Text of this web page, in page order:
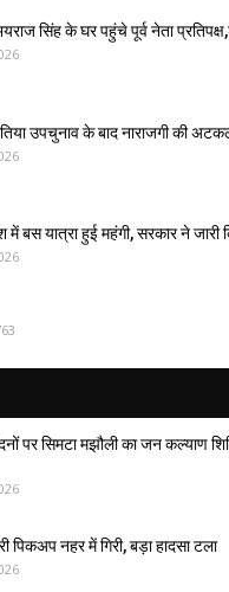
सिंह के घर पहुंचे पूर्व नेता
उपचुनाव के बाद नाराजगी की
में बस यात्रा हुई महंगी, सरकार ने जारी
पर सिमटा मझौली का जन कल्याण
पिकअप नहर में गिरी, बड़ा हादसा टला